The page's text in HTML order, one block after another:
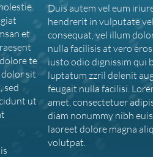
et
te
sit
sed
ut
Duis autem vel eum
hendrerit in vulputate
consequat, vel illum
nulla facilisis at vero
iusto odio dignissim qui
luptatum zzril delenit
feugait nulla facilisi.
amet, consectetuer
diam nonummy nibh
laoreet dolore magna
volutpat.